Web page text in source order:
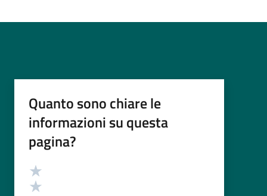
Quanto sono chiare le
informazioni su questa
pagina?
Valutazione